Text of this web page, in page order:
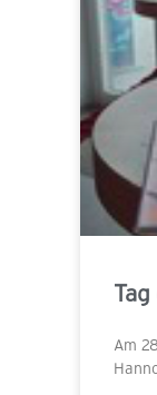
Am